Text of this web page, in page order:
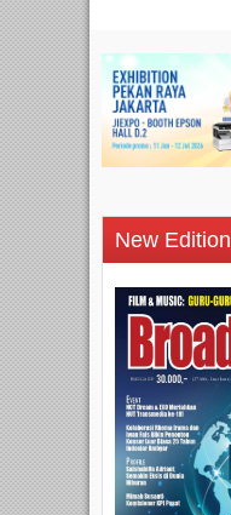
New Edition